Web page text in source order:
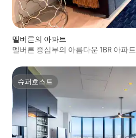
멜버른의 아파트
멜버른 중심부의 아름다운 1BR 아파트
슈퍼호스트
슈퍼호스트